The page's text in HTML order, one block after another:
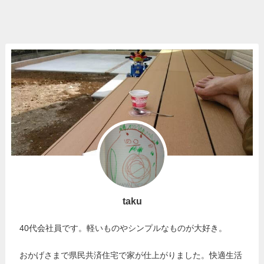
taku
40代会社員です。軽いものやシンプルなものが大好き。
おかげさまで県民共済住宅で家が仕上がりました。快適生活